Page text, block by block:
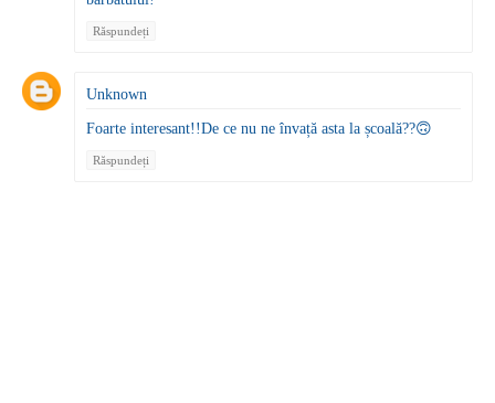
Răspundeți
Unknown
Foarte interesant!!De ce nu ne învață asta la școală??🙃
Răspundeți